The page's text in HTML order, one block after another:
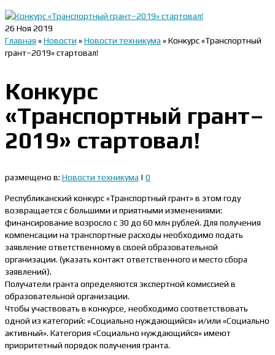
26 Ноя 2019
Главная »Новости »Новости техникума »Конкурс «Транспортный
грант–2019» стартовал!
Конкурс
«Транспортный грант–
2019» стартовал!
размещено в: Новости техникума | 0
Республиканский конкурс «Транспортный грант» в этом году
возвращается с большими и приятными изменениями:
финансирование возросло с 30 до 60 млн рублей. Для получения
компенсации на транспортные расходы необходимо подать
заявление ответственному в своей образовательной
организации. (указать контакт ответственного и место сбора
заявлений).
Получатели гранта определяются экспертной комиссией в
образовательной организации.
Чтобы участвовать в конкурсе, необходимо соответствовать
одной из категорий: «Социально нуждающийся» и/или «Социально
активный». Категория «Социально нуждающийся» имеют
приоритетный порядок получения гранта.